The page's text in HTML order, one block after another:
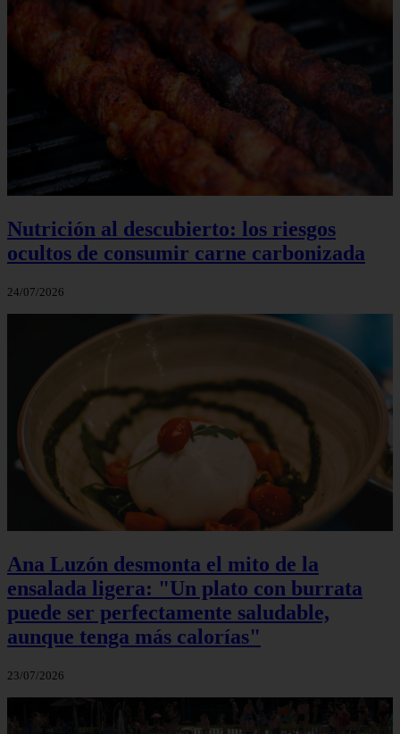
Nutrición al descubierto: los riesgos
ocultos de consumir carne carbonizada
24/07/2026
Ana Luzón desmonta el mito de la
ensalada ligera: "Un plato con burrata
puede ser perfectamente saludable,
aunque tenga más calorías"
23/07/2026